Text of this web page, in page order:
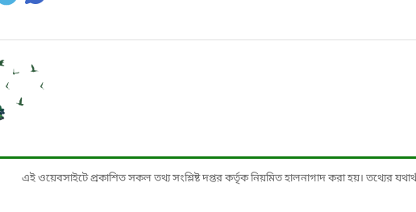
এই ওয়েবসাইটে প্রকাশিত সকল তথ্য সংশ্লিষ্ট দপ্তর কর্তৃক নিয়মিত হালনাগাদ করা হয়। তথ্যের